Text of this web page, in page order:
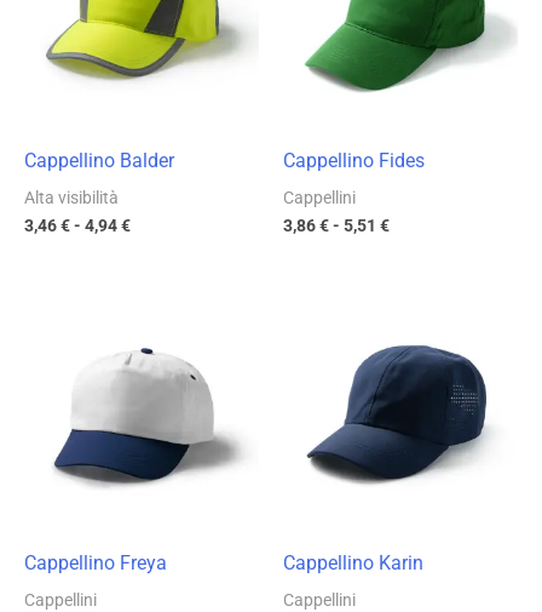
Cappellino Balder
Alta visibilità
3,46€- 4,94€
4,94 €
Cappellino Fides
Cappellini
3,86€- 5,51 €
Cappellino Freya
Cappellini
prezzo:
da
3,86 €
Cappellino Karin
Cappellini
prezzo:
da
4,37 €
6,24 €